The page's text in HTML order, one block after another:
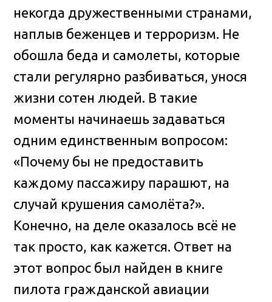
некогда дружественными странами,
наплыв беженцев и терроризм. Не
обошла беда и самолеты, которые
стали регулярно разбиваться, унося
жизни сотен людей. В такие
моменты начинаешь задаваться
одним единственным вопросом:
«Почему бы не предоставить
каждому пассажиру парашют, на
случай крушения самолёта?».
Конечно, на деле оказалось всё не
так просто, как кажется. Ответ на
этот вопрос был найден в книге
пилота гражданской авиации